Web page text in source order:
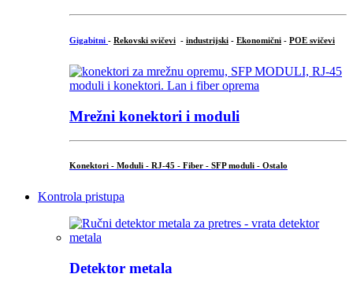
Gigabitni - Rekovski svičevi - industrijski - Ekonomični - POE svičevi
Mrežni konektori i moduli
Konektori - Moduli - RJ-45 - Fiber - SFP moduli - Ostalo
Kontrola pristupa
Detektor metala